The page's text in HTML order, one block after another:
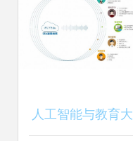
人工智能与教育大